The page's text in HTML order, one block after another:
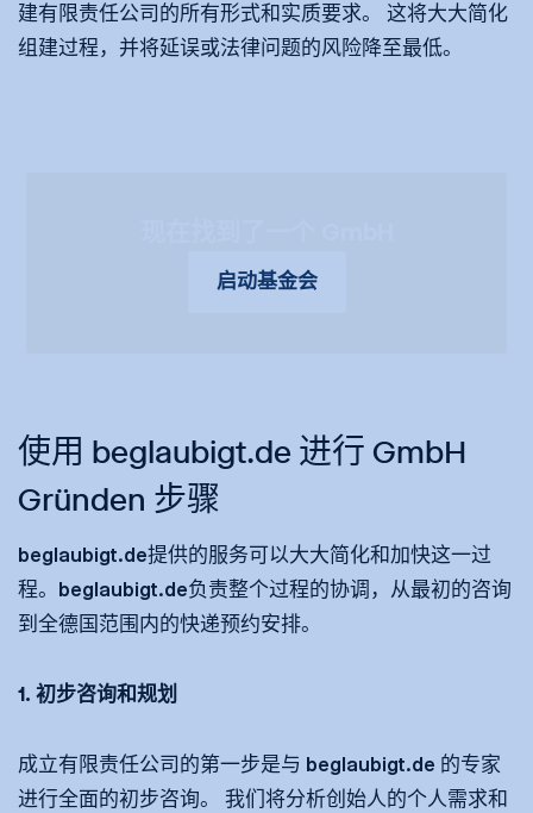
建有限责任公司的所有形式和实质要求。 这将大大简化
组建过程，并将延误或法律问题的风险降至最低。
启动基金会
使用 beglaubigt.de 进行 GmbH
Gründen 步骤
beglaubigt.de提供的服务可以大大简化和加快这一过
程。beglaubigt.de负责整个过程的协调，从最初的咨询
到全德国范围内的快递预约安排。
1. 初步咨询和规划
成立有限责任公司的第一步是与 beglaubigt.de 的专家
进行全面的初步咨询。 我们将分析创始人的个人需求和